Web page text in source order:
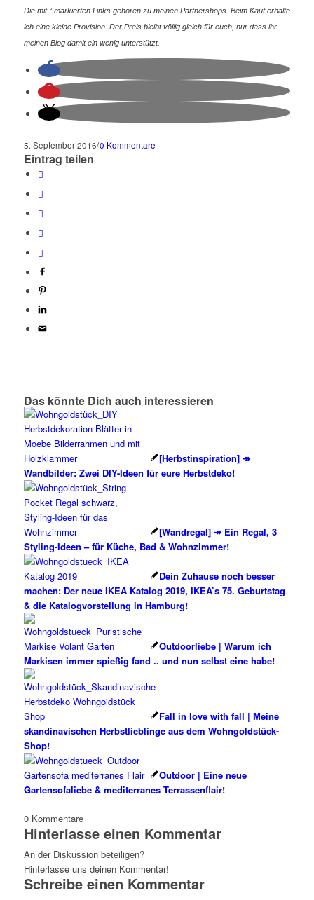
Die mit ° markierten Links gehören zu meinen Partnershops. Beim Kauf erhalte
ich eine kleine Provision. Der Preis bleibt völlig gleich für euch, nur dass ihr
meinen Blog damit ein wenig unterstützt.
5. September 2016/0 Kommentare
Eintrag teilen
Das könnte Dich auch interessieren
[Herbstinspiration] ↠
Wandbilder: Zwei DIY-Ideen für eure Herbstdeko!
[Wandregal] ↠ Ein Regal, 3
Styling-Ideen – für Küche, Bad & Wohnzimmer!
Dein Zuhause noch besser
machen: Der neue IKEA Katalog 2019, IKEA’s 75. Geburtstag
& die Katalogvorstellung in Hamburg!
Outdoorliebe | Warum ich
Markisen immer spießig fand .. und nun selbst eine habe!
Fall in love with fall | Meine
skandinavischen Herbstlieblinge aus dem Wohngoldstück-
Shop!
Outdoor | Eine neue
Gartensofaliebe & mediterranes Terrassenflair!
0 Kommentare
Hinterlasse einen Kommentar
An der Diskussion beteiligen?
Hinterlasse uns deinen Kommentar!
Schreibe einen Kommentar